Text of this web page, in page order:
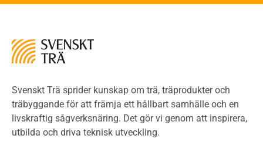
Miljöeffekter
LCA
Miljödeklarationer och märkning
Termer och förkortningar
Planering
Svenskt Trä sprider kunskap om trä, träprodukter och
träbyggande för att främja ett hållbart samhälle och en
livskraftig sågverksnäring. Det gör vi genom att inspirera,
utbilda och driva teknisk utveckling.